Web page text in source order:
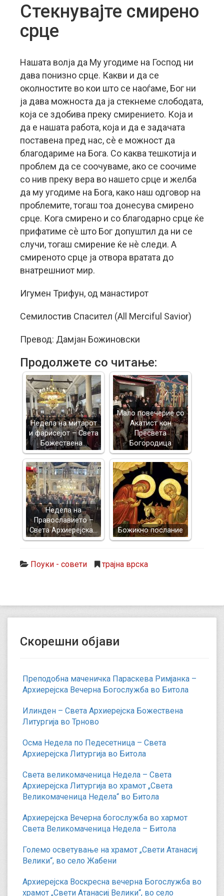
Стекнувајте смирено
срце
Нашата волја да Му угодиме на Господ ни
дава понизно срце. Какви и да се
околностите во кои што се наоѓаме, Бог ни
ja дава можностa да ја стекнеме слободата,
која се здобива преку смирението. Која и
да е нашата работа, која и да е задачата
поставена пред нас, сè е можност да
благодариме на Бога. Со каква тешкотија и
проблем да се соочуваме, ако се соочиме
со нив преку вера во нашето срце и желба
да му угодиме на Бога, како наш одговор на
проблемите, тогаш тоа донесува смирено
срце. Кога смирено и со благодарно срце ќе
прифатиме сè што Бог допуштил да ни се
случи, тогаш смирение ќе нè следи. А
смиреното срце ја отвора вратата до
внатрешниот мир.
Игумен Трифун, од манастирот
Семилостив Спасител (All Merciful Savior)
Превод: Дамјан Божиновски
Продолжете со читање:
Недела на митарот
и фарисејот – Светa
Божествена…
Mало повечерие со
Акатист кон
Пресвета
Богородица
Недела на
Православието –
Света Архиерејска…
Божикно послание
Поуки - совети трајна врска
Скорешни објави
Преподобна маченичка Параскева Римјанка –
Архиерејска Вечерна Богослужба во Битола
Илинден – Света Архиерејска Божествена
Литургија во Трново
Осма Недела по Педесетница – Света
Архиерејска Литургија во Битола
Света великомаченица Недела – Света
Архиерејска Литургија во храмот „Света
Великомаченица Недела“ во Битола
Архиерејска Вечерна богослужба во хармот
Света Великомаченица Недела – Битола
Големо осветување на храмот „Свети Атанасиј
Велики“, во село Жабени
Архиерејска Воскресна вечерна Богослужба во
храмот „Свети Атанасиј Велики“, во село